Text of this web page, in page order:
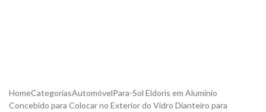
HomeCategoriasAutomóvelPara-Sol Eldoris em Alumínio
Concebido para Colocar no Exterior do Vidro Dianteiro para